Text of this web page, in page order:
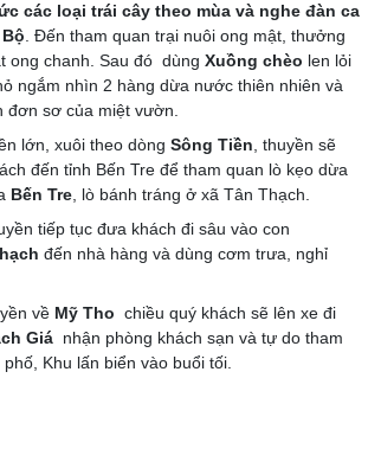
các loại trái cây theo mùa và nghe đàn ca
. Đến tham quan trại nuôi ong mật, thưởng
ong chanh. Sau đó dùng Xuồng chèo len lỏi
ngắm nhìn 2 hàng dừa nước thiên nhiên và
đơn sơ của miệt vườn.
lớn, xuôi theo dòng Sông Tiền , thuyền sẽ
đến tỉnh Bến Tre để tham quan lò kẹo dừa
Bến Tre, lò bánh tráng ở xã Tân Thạch.
tiếp tục đưa khách đi sâu vào con
đến nhà hàng và dùng cơm trưa, nghỉ
về Mỹ Tho chiều quý khách sẽ lên xe đi
Giá nhận phòng khách sạn và tự do tham
Khu lấn biển vào buổi tối.